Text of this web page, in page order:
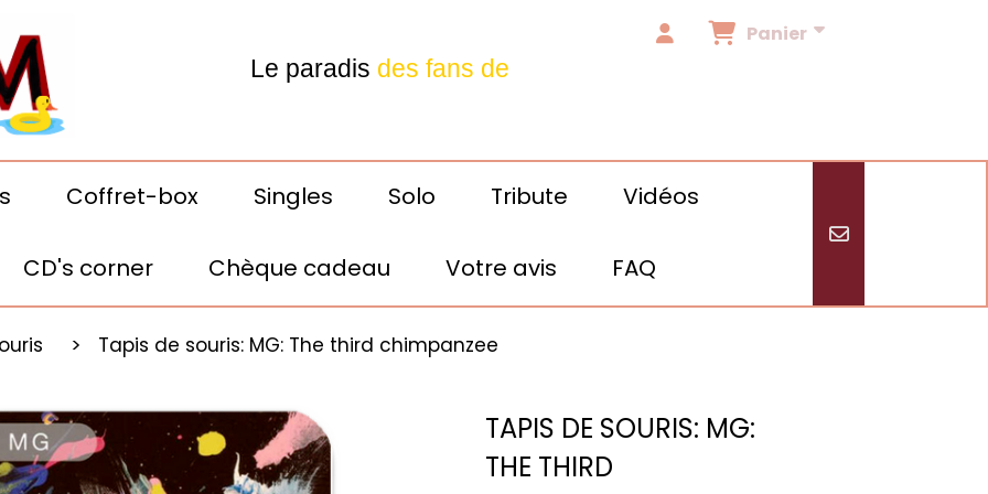
Le paradis des fans de
Votre E-shop préféré! 24h/24
Panier
Coffret-box Singles Solo Tribute Vidéos
CD's corner Chèque cadeau Votre avis FAQ
Tapis de souris: MG: The third chimpanzee
TAPIS DE SOURIS: MG:
THE THIRD